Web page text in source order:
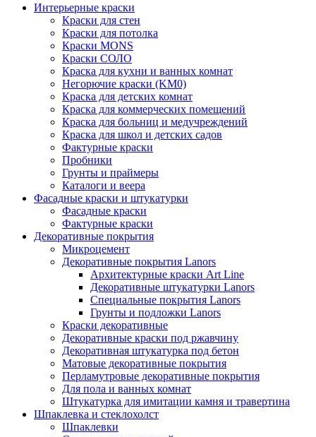
Интерьерные краски
Краски для стен
Краски для потолка
Краски MONS
Краски СОЛО
Краска для кухни и ванных комнат
Негорючие краски (KM0)
Краска для детских комнат
Краска для коммерческих помещений
Краска для больниц и медучреждений
Краска для школ и детских садов
Фактурные краски
Пробники
Грунты и праймеры
Каталоги и веера
Фасадные краски и штукатурки
Фасадные краски
Фактурные краски
Декоративные покрытия
Микроцемент
Декоративные покрытия Lanors
Архитектурные краски Art Line
Декоративные штукатурки Lanors
Специальные покрытия Lanors
Грунты и подложки Lanors
Краски декоративные
Декоративные краски под ржавчину
Декоративная штукатурка под бетон
Матовые декоративные покрытия
Перламутровые декоративные покрытия
Для пола и ванных комнат
Штукатурка для имитации камня и травертина
Шпаклевка и стеклохолст
Шпаклевки